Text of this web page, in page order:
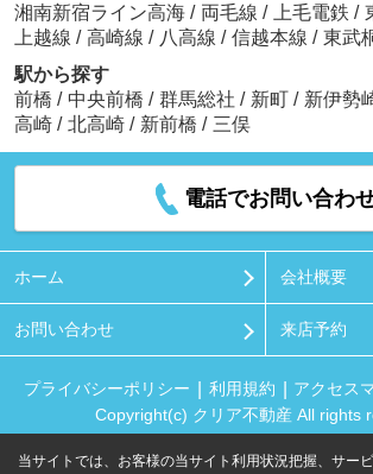
湘南新宿ライン高海 / 両毛線 / 上毛電鉄 /
上越線 / 高崎線 / 八高線 / 信越本線 / 東武
駅から探す
前橋 / 中央前橋 / 群馬総社 / 新町 / 新伊勢
高崎 / 北高崎 / 新前橋 / 三俣
電話でお問い合わ
ホーム 会社概要
お問い合わせ 来店予約
プライバシーポリシー 利用規約 アクセス
Copyright(c) クリア不動産 All rights
当サイトでは、お客様の当サイト利用状況把握、サー